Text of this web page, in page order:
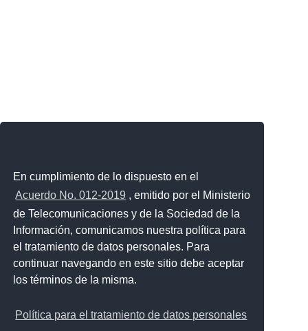
En cumplimiento de lo dispuesto en el
Acuerdo No. 012-2019 , emitido por el Ministerio
de Telecomunicaciones y de la Sociedad de la
Información, comunicamos nuestra política para
el tratamiento de datos personales. Para
continuar navegando en este sitio debe aceptar
los términos de la misma.
Política para el tratamiento de datos personales